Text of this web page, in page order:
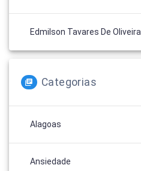
Edmilson Tavares De Oliveira
Categorias
Alagoas
Ansiedade